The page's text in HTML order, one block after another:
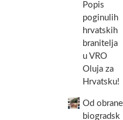
Popis
poginulih
hrvatskih
branitelja
u VRO
Oluja za
Hrvatsku!
Od obrane
biogradsk